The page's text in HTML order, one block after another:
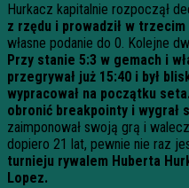
Hurkacz kapitalnie rozpoczął
z rzędu i prowadził w
własne podanie do 0. Kolejne
Przy stanie 5:3 w gemach i
przegrywał już 15:40 i był
wypracował na początku seta.
obronić breakpointy i wygrał
zaimponował swoją grą i
dopiero 21 lat, pewnie nie raz
turnieju rywalem Huberta
Lopez.